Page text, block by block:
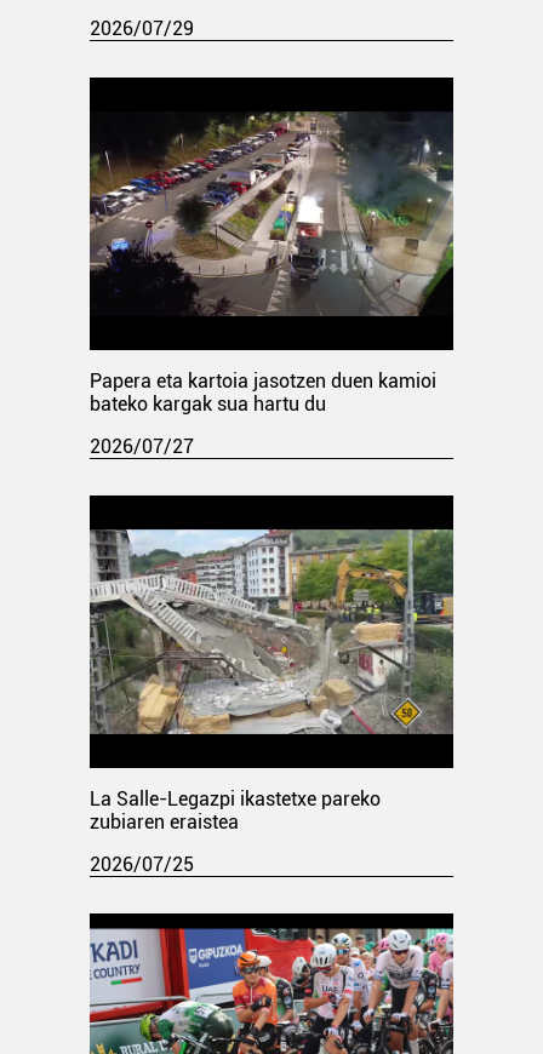
2026/07/29
Papera eta kartoia jasotzen duen kamioi
bateko kargak sua hartu du
2026/07/27
La Salle-Legazpi ikastetxe pareko
zubiaren eraistea
2026/07/25